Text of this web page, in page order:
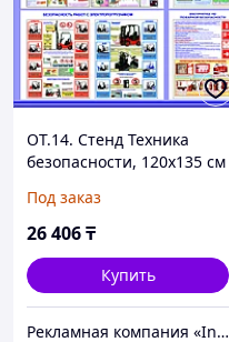
ОТ.14. Стенд Техника
безопасности, 120х135 см
Под заказ
26 406₸
Купить
Рекламная компания «InService»